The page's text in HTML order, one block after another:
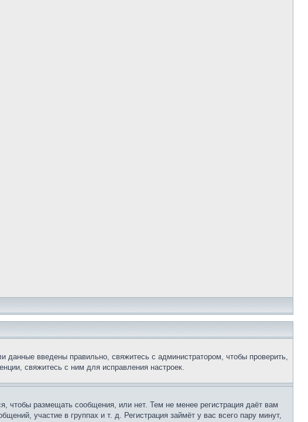
введены правильно, свяжитесь с администратором, чтобы проверить,
свяжитесь с ним для исправления настроек.
чтобы размещать сообщения, или нет. Тем не менее регистрация даёт вам
участие в группах и т. д. Регистрация займёт у вас всего пару минут,